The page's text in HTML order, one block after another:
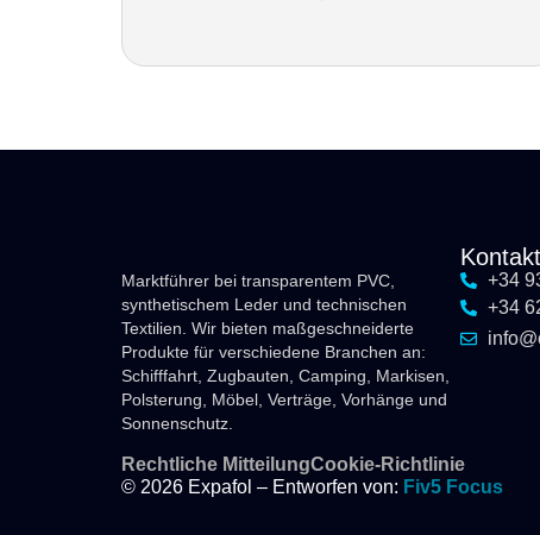
Marktführer bei transparentem PVC,
synthetischem Leder und technischen
Textilien. Wir bieten maßgeschneiderte
Produkte für verschiedene Branchen an:
Schifffahrt, Zugbauten, Camping, Markisen,
Polsterung, Möbel, Verträge, Vorhänge und
Sonnenschutz.
Kontakt
+34
+34
Rechtliche MitteilungCookie-Richtlinie
© 2026 Expafol – Entworfen von: Fiv5 Focus